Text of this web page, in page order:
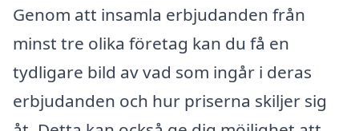
Genom att insamla erbjudanden från
minst tre olika företag kan du få en
tydligare bild av vad som ingår i deras
erbjudanden och hur priserna skiljer sig